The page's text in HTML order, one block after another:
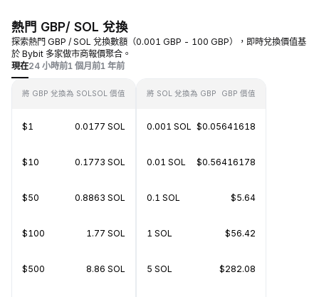
熱門 GBP/ SOL 兌換
探索熱門 GBP / SOL 兌換數額（0.001 GBP - 100 GBP），即時兌換價值基
於 Bybit 多家做市商報價聚合。
現在24 小時前1 個月前1 年前
將 GBP 兌換為 SOLSOL 價值
$1 0.0177 SOL
$10 0.1773 SOL
$50 0.8863 SOL
$100 1.77 SOL
$500 8.86 SOL
將 SOL 兌換為 GBP GBP 價值
0.001 SOL $0.05641618
0.01 SOL $0.56416178
0.1 SOL $5.64
1 SOL $56.42
5 SOL $282.08